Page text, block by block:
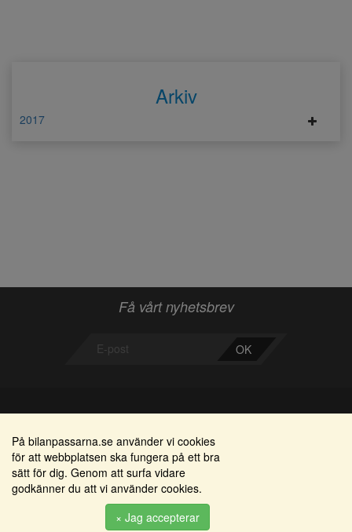
Arkiv
2017
Få vårt nyhetsbrev
OK
Bilanpassarna
Smedjegatan 22
352 46 Växjö
info@bilanpassarna.se
Områden
Alkomätare / alkolås
Elprodukter
Serviceinredningar
På bilanpassarna.se använder vi cookies
för att webbplatsen ska fungera på ett bra
sätt för dig. Genom att surfa vidare
godkänner du att vi använder cookies.
× Jag accepterar